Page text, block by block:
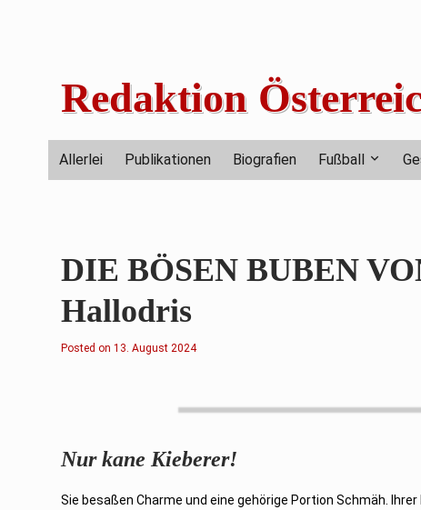
Redaktion
Allerlei Publikationen Biografien Fußball
DIE BÖSEN BUBEN
Hallodris
Posted on1
2
0
13. August 2024
Nur kane Kieberer!
Sie besaßen Charme und eine gehörige Portion Schmäh.